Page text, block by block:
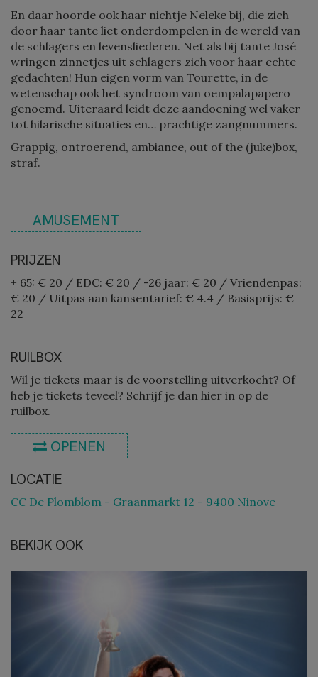
En daar hoorde ook haar nichtje Neleke bij, die zich
door haar tante liet onderdompelen in de wereld van
de schlagers en levensliederen. Net als bij tante José
wringen zinnetjes uit schlagers zich voor haar echte
gedachten! Hun eigen vorm van Tourette, in de
wetenschap ook het syndroom van oempalapapero
genoemd. Uiteraard leidt deze aandoening wel vaker
tot hilarische situaties en… prachtige zangnummers.
Grappig, ontroerend, ambiance, out of the (juke)box,
straf.
AMUSEMENT
PRIJZEN
+ 65: € 20 / EDC: € 20 / -26 jaar: € 20 / Vriendenpas:
€ 20 / Uitpas aan kansentarief: € 4.4 / Basisprijs: €
22
RUILBOX
Wil je tickets maar is de voorstelling uitverkocht? Of
heb je tickets teveel? Schrijf je dan hier in op de
ruilbox.
OPENEN
LOCATIE
CC De Plomblom - Graanmarkt 12 - 9400 Ninove
BEKIJK OOK